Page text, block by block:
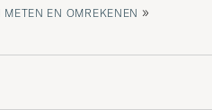
METEN EN OMREKENEN »